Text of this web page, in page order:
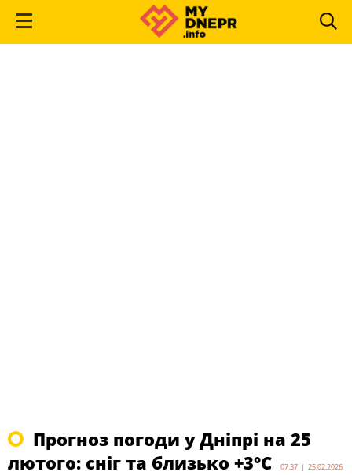
Прогноз погоди у Дніпрі на 25
лютого: сніг та близько +3°С
07:37 | 25.02.2026